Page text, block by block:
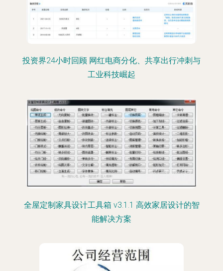
投资界24小时回顾 网红电商分化、共享出行冲刺与
工业科技崛起
全屋定制家具设计工具箱 v3.1.1 高效家居设计的智
能解决方案